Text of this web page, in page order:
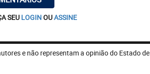
SEU LOGINOUASSINE
e não representam a opinião do Estado de